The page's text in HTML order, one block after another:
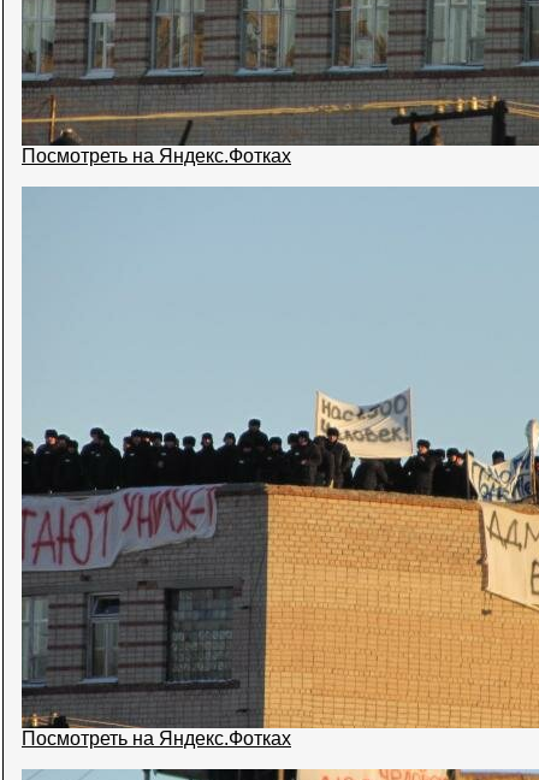
Посмотреть на Яндекс.Фотках
Посмотреть на Яндекс.Фотках